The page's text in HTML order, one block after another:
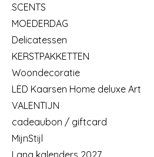
SCENTS
MOEDERDAG
Delicatessen
KERSTPAKKETTEN
Woondecoratie
LED Kaarsen Home deluxe Art
VALENTIJN
cadeaubon / giftcard
MijnStijl
Lang kalenders 2027